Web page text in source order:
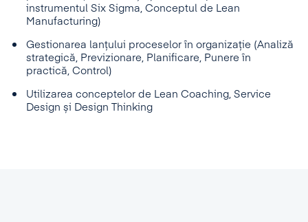
instrumentul Six Sigma, Conceptul de Lean
Manufacturing)
Gestionarea lanțului proceselor în organizație (Analiză
strategică, Previzionare, Planificare, Punere în
practică, Control)
Utilizarea conceptelor de Lean Coaching, Service
Design și Design Thinking